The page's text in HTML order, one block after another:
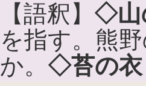
【語釈】 ◇山
を指す。熊
か。 ◇苔の衣